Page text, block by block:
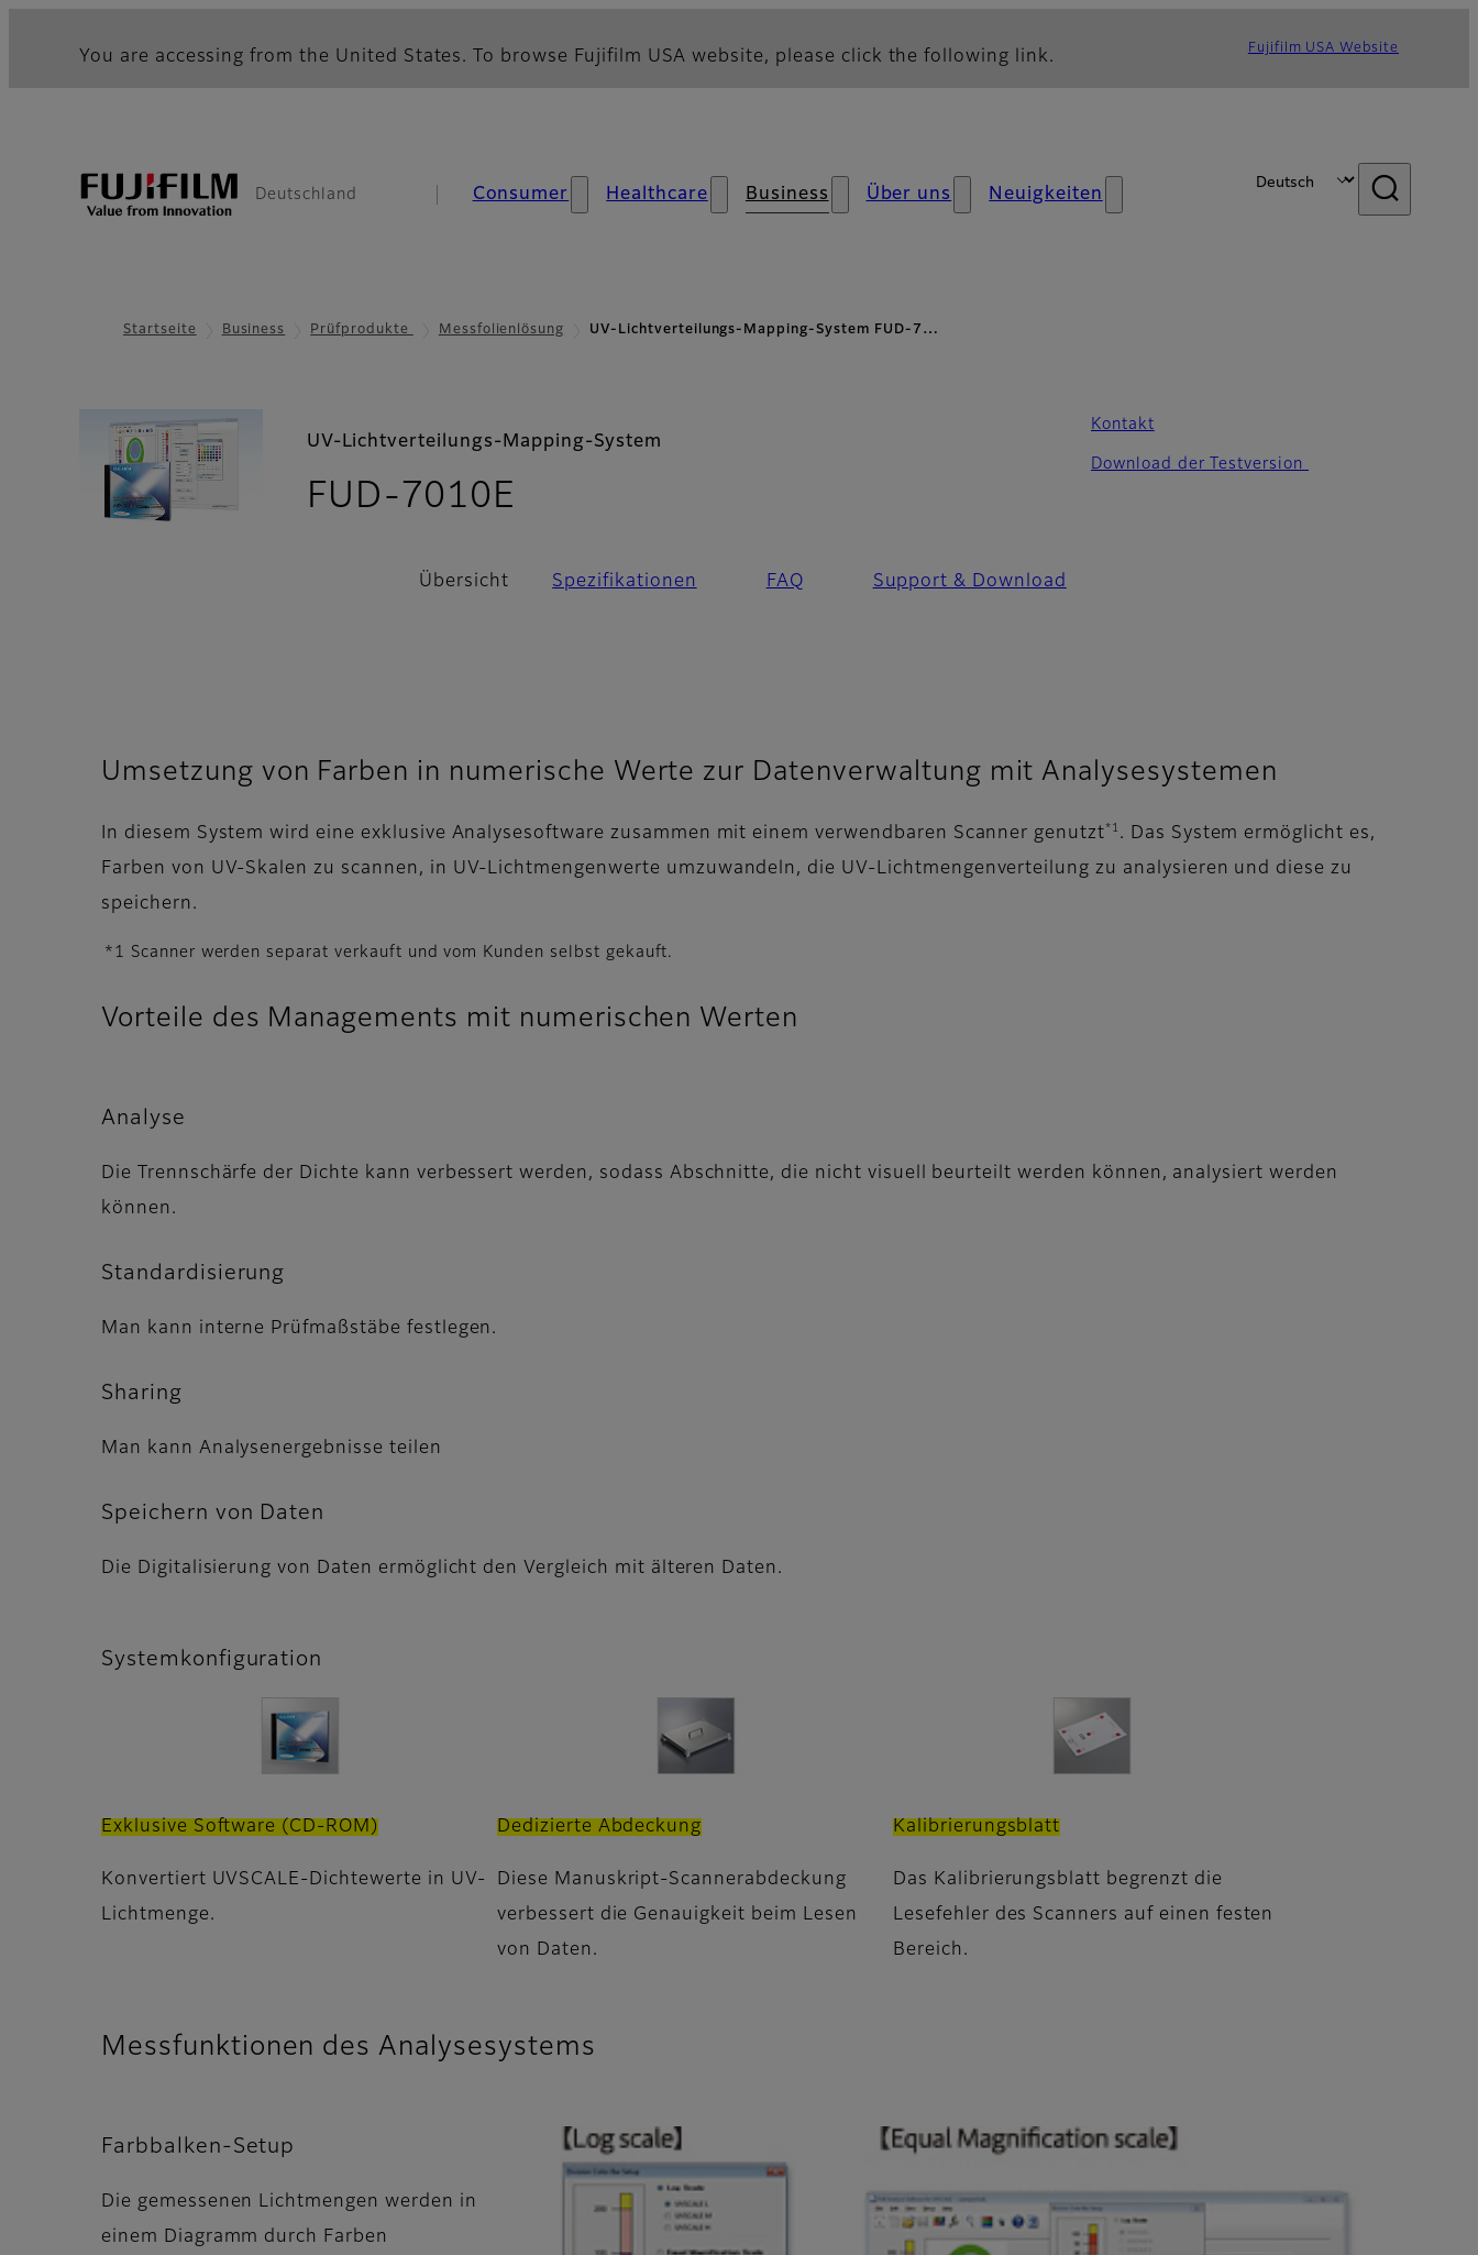
You are accessing from the United States. To browse Fujifilm USA website, please click the following link. Fujifilm USA Website
Deutschland Consumer Healthcare Business Über uns Neuigkeiten
Startseite Business Prüfprodukte Messfolienlösung UV-Lichtverteilungs-Mapping-System FUD-7…
UV-Lichtverteilungs-Mapping-System
FUD-7010E
Kontakt
Download der Testversion
Übersicht Spezifikationen FAQ Support & Download
Umsetzung von Farben in numerische Werte zur Datenverwaltung mit Analysesystemen
In diesem System wird eine exklusive Analysesoftware zusammen mit einem verwendbaren Scanner genutzt *1
. Das System ermöglicht es,
Farben von UV-Skalen zu scannen, in UV-Lichtmengenwerte umzuwandeln, die UV-Lichtmengenverteilung zu analysieren und diese zu
speichern.
*1 Scanner werden separat verkauft und vom Kunden selbst gekauft.
Vorteile des Managements mit numerischen Werten
Analyse
Die Trennschärfe der Dichte kann verbessert werden, sodass Abschnitte, die nicht visuell beurteilt werden können, analysiert werden
können.
Standardisierung
Man kann interne Prüfmaßstäbe festlegen.
Sharing
Man kann Analysenergebnisse teilen
Speichern von Daten
Die Digitalisierung von Daten ermöglicht den Vergleich mit älteren Daten.
Systemkonfiguration
Exklusive Software (CD-ROM)
Konvertiert UVSCALE-Dichtewerte in UV-
Lichtmenge.
Dedizierte Abdeckung
Diese Manuskript-Scannerabdeckung
verbessert die Genauigkeit beim Lesen
von Daten.
Kalibrierungsblatt
Das Kalibrierungsblatt begrenzt die
Lesefehler des Scanners auf einen festen
Bereich.
Messfunktionen des Analysesystems
Farbbalken-Setup
Die gemessenen Lichtmengen werden in
einem Diagramm durch Farben